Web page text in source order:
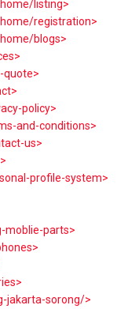
listing>
registration>
blogs>
quote>
policy>
and-conditions>
us>
profile-system>
moblie-parts>
jakarta-sorong/>